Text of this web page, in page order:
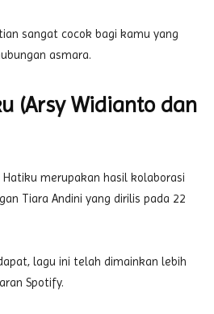
sangat cocok bagi kamu yang
asmara.
(Arsy Widianto dan
merupakan hasil kolaborasi
Tiara Andini yang dirilis pada 22
lagu ini telah dimainkan lebih
Spotify.